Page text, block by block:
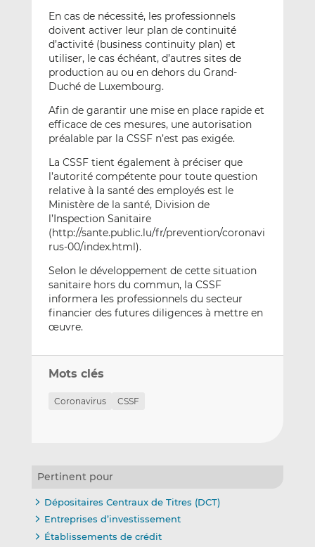
En cas de nécessité, les professionnels
doivent activer leur plan de continuité
d’activité (business continuity plan) et
utiliser, le cas échéant, d’autres sites de
production au ou en dehors du Grand-
Duché de Luxembourg.
Afin de garantir une mise en place rapide et
efficace de ces mesures, une autorisation
préalable par la CSSF n’est pas exigée.
La CSSF tient également à préciser que
l’autorité compétente pour toute question
relative à la santé des employés est le
Ministère de la santé, Division de
l’Inspection Sanitaire
(http://sante.public.lu/fr/prevention/coronavi
rus-00/index.html).
Selon le développement de cette situation
sanitaire hors du commun, la CSSF
informera les professionnels du secteur
financier des futures diligences à mettre en
œuvre.
Mots clés
Coronavirus CSSF
Pertinent pour
Dépositaires Centraux de Titres (DCT)
Entreprises d’investissement
Établissements de crédit